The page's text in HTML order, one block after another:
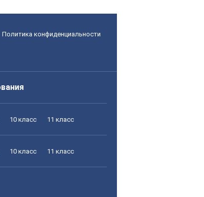
Политика конфиденциальности
10 класс 11 класс
10 класс 11 класс